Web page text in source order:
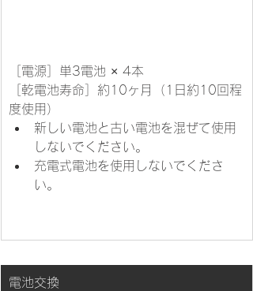
［電源］単3電池 × 4本
［乾電池寿命］約10ヶ月（1日約10回程
度使用）
新しい電池と古い電池を混ぜて使用
しないでください。
充電式電池を使用しないでくださ
い。
電池交換